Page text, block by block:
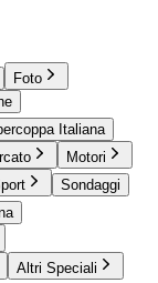
Foto
Italiana
Motori
Sondaggi
Altri Speciali